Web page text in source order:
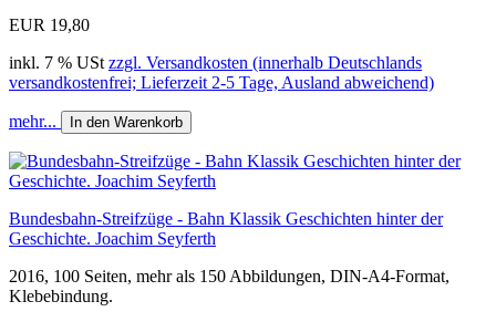
EUR 19,80
inkl. 7 % USt zzgl. Versandkosten (innerhalb Deutschlands
versandkostenfrei; Lieferzeit 2-5 Tage, Ausland abweichend)
mehr... In den Warenkorb
Bundesbahn-Streifzüge - Bahn Klassik Geschichten hinter der
Geschichte. Joachim Seyferth
2016, 100 Seiten, mehr als 150 Abbildungen, DIN-A4-Format,
Klebebindung.